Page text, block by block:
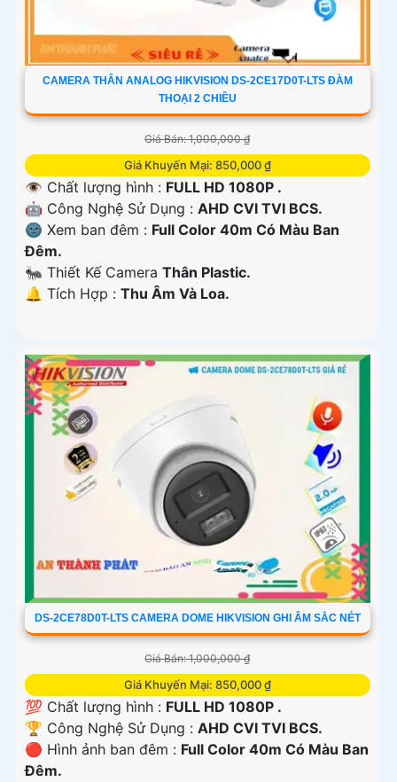
CAMERA THÂN ANALOG HIKVISION DS-2CE17D0T-LTS ĐÀM
THOẠI 2 CHIỀU
Giá Bán: 1,000,000 ₫
Giá Khuyến Mại: 850,000 ₫
👁 Chất lượng hình : FULL HD 1080P .
🤖️ Công Nghệ Sử Dụng : AHD CVI TVI BCS.
🌚 Xem ban đêm : Full Color 40m Có Màu Ban
Ðêm.
🐜 Thiết Kế Camera Thân Plastic.
️🔔 Tích Hợp : Thu Âm Và Loa.
DS-2CE78D0T-LTS CAMERA DOME HIKVISION GHI ÂM SẮC NÉT
Giá Bán: 1,000,000 ₫
Giá Khuyến Mại: 850,000 ₫
💯 Chất lượng hình : FULL HD 1080P .
🏆 Công Nghệ Sử Dụng : AHD CVI TVI BCS.
🔴 Hình ảnh ban đêm : Full Color 40m Có Màu Ban
Ðêm.